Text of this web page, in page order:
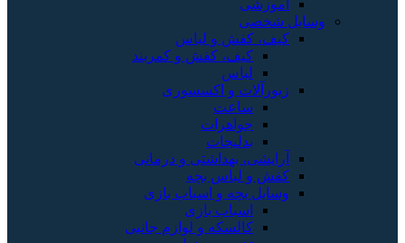
آموزشی
وسایل شخصی
کیف، کفش و لباس
کیف، کفش و کمربند
لباس
زیورآلات و اکسسوری
ساعت
جواهرات
بدلیجات
آرایشی، بهداشتی و درمانی
کفش و لباس بچه
وسایل بچه و اسباب بازی
اسباب بازی
کالسکه و لوازم جانبی